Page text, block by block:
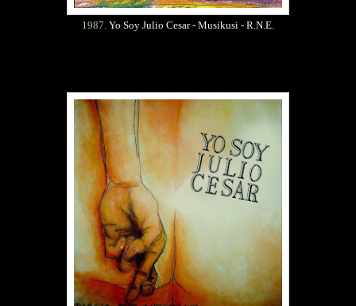
1987. Yo Soy Julio Cesar - Musikusi - R.N.E.